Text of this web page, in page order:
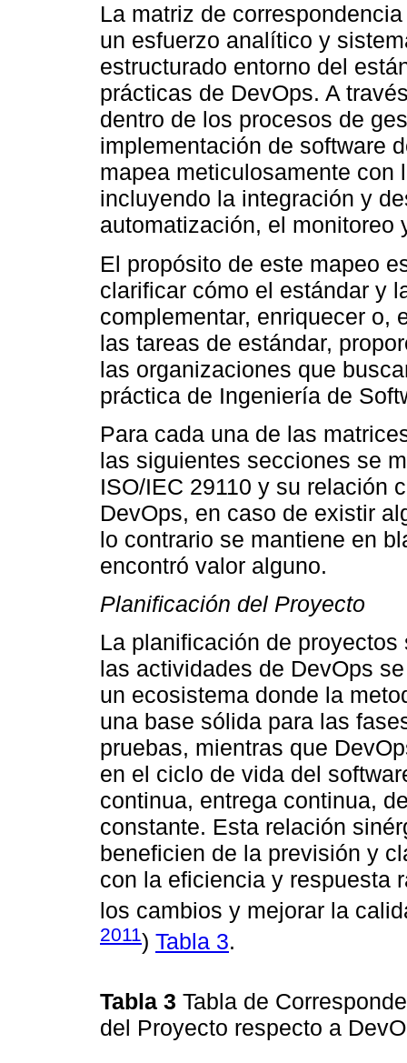
La matriz de
un esfuerzo analítico y
estructurado entorno del
prácticas de DevOps. A
dentro de los procesos de
implementación de software
mapea meticulosamente con
incluyendo la integración y
automatización, el monitoreo
El propósito de este mapeo
clarificar cómo el estándar y
complementar, enriquecer o,
las tareas de estándar,
las organizaciones que
práctica de Ingeniería de
Para cada una de las
las siguientes secciones se
ISO/IEC 29110 y su relación
DevOps, en caso de existir
lo contrario se mantiene en
encontró valor alguno.
Planificación del Proyecto
La planificación de
las actividades de DevOps
un ecosistema donde la
una base sólida para las
pruebas, mientras que
en el ciclo de vida del
continua, entrega continua,
constante. Esta relación
beneficien de la previsión y
con la eficiencia y respuesta
los cambios y mejorar la
2011) Tabla 3.
Tabla 3 Tabla de
del Proyecto respecto a